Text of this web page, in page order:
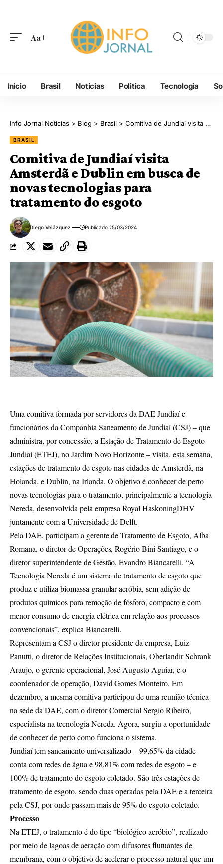
Aa
Início Brasil Noticias Politica Tecnologia
Info Jornal Notícias > Blog > Brasil > Comitiva de Jundiaí visita Amsterdã e Dublin em busca de novas tecnologias para tratamento do esgoto
BRASIL
Comitiva de Jundiaí visita
Amsterdã e Dublin em busca de
novas tecnologias para
tratamento do esgoto
Diego Velázquez Publicado 25/03/2024
Uma comitiva formada por servidores da DAE Jundiaí e
funcionários da Companhia Saneamento de Jundiaí (CSJ) – que
administra, por concessão, a Estação de Tratamento de Esgoto
Jundiaí (ETEJ), no Jardim Novo Horizonte – visita, esta semana,
estações de tratamento de esgoto nas cidades de Amsterdã, na
Holanda, e Dublin, na Irlanda. O objetivo é conhecer de perto
novas tecnologias para o tratamento, principalmente a tecnologia
Nereda, desenvolvida pela empresa Royal HaskoningDHV
juntamente com a Universidade de Delft.
Pela DAE, participam a gerente de Tratamento de Esgoto, Alba
Romana, o diretor de Operações, Rogério Bini Santiago, e o
diretor superintendente de Gestão, Evandro Biancarelli. “A
Tecnologia Nereda é um sistema de tratamento de esgoto que
produz e utiliza biomassa granular aeróbia, sem adição de
produtos químicos para remoção de fósforo, compacto e com
menor consumo de energia elétrica em relação aos processos
convencionais”, explica Biancarelli.
Representam a CSJ o diretor presidente da empresa, Luiz
Panutti, o diretor de Relações Institucionais, Oberlandir Schrank
Araujo, o gerente operacional, José Augusto Aguiar, e o
coordenador de operação, David Gomes Monteiro. Em
dezembro, a mesma comitiva participou de uma reunião técnica
na sede da DAE, com o diretor Comercial Sergio Ribeiro,
especialista na tecnologia Nereda. Agora, surgiu a oportunidade
de conhecer de perto como funciona o sistema.
Jundiaí tem saneamento universalizado – 99,65% da cidade
conta com redes de água e 98,81% com redes de esgoto – e
100% de tratamento do esgoto coletado. São três estações de
tratamento de esgoto, sendo duas operadas pela DAE e a terceira
pela CSJ, por onde passam mais de 95% do esgoto coletado.
Processo
Na ETEJ, o tratamento é do tipo “biológico aeróbio”, realizado
por meio de lagoas de aeração com difusores flutuantes de
membrana, com o objetivo de acelerar o processo natural que um